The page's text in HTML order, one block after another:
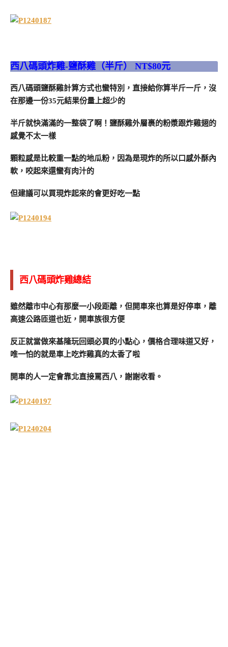
西八碼頭炸雞-鹽酥雞（半斤） NT$80元
西八碼頭鹽酥雞計算方式也蠻特別，直接給你算半斤一斤，沒
在那邊一份35元結果份量上超少的
半斤就快滿滿的一整袋了啊！鹽酥雞外層裹的粉漿跟炸雞翅的
感覺不太一樣
顆粒感是比較重一點的地瓜粉，因為是現炸的所以口感外酥內
軟，咬起來還蠻有肉汁的
但建議可以買現炸起來的會更好吃一點
西八碼頭炸雞總結
雖然離市中心有那麼一小段距離，但開車來也算是好停車，離
高速公路匝道也近，開車族很方便
反正就當做來基隆玩回頭必買的小點心，價格合理味道又好，
唯一怕的就是車上吃炸雞真的太香了啦
開車的人一定會靠北直接罵西八，謝謝收看。